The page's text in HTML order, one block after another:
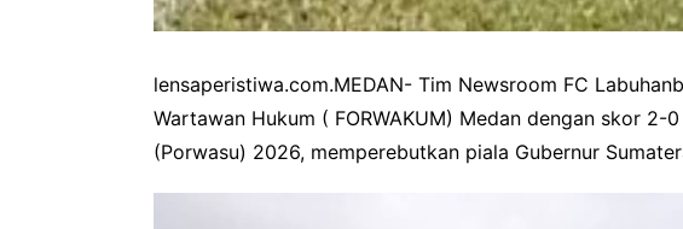
lensaperistiwa.com.MEDAN- Tim Newsroom FC
Wartawan Hukum ( FORWAKUM) Medan dengan skor
(Porwasu) 2026, memperebutkan piala Gubernur